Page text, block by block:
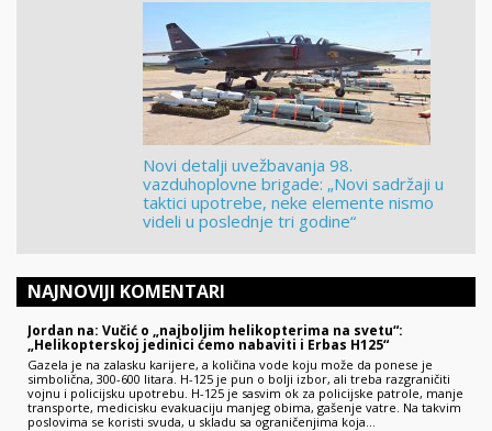
Novi detalji uvežbavanja 98.
vazduhoplovne brigade: „Novi sadržaji u
taktici upotrebe, neke elemente nismo
videli u poslednje tri godine“
NAJNOVIJI KOMENTARI
Jordan na: Vučić o „najboljim helikopterima na svetu“:
„Helikopterskoj jedinici ćemo nabaviti i Erbas H125“
Gazela je na zalasku karijere, a količina vode koju može da ponese je
simbolična, 300-600 litara. H-125 je pun o bolji izbor, ali treba razgraničiti
vojnu i policijsku upotrebu. H-125 je sasvim ok za policijske patrole, manje
transporte, medicisku evakuaciju manjeg obima, gašenje vatre. Na takvim
poslovima se koristi svuda, u skladu sa ograničenjima koja…